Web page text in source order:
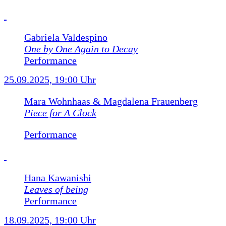
Gabriela Valdespino
One by One Again to Decay
Performance
25.09.2025, 19:00 Uhr
Mara Wohnhaas & Magdalena Frauenberg
Piece for A Clock
Performance
Hana Kawanishi
Leaves of being
Performance
18.09.2025, 19:00 Uhr